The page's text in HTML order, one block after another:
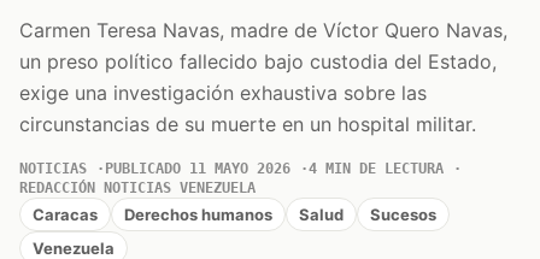
Carmen Teresa Navas, madre de Víctor Quero Navas,
un preso político fallecido bajo custodia del Estado,
exige una investigación exhaustiva sobre las
circunstancias de su muerte en un hospital militar.
NOTICIAS PUBLICADO 11 MAYO 2026
4 MIN DE LECTURA
REDACCIÓN NOTICIAS VENEZUELA
Caracas Derechos humanos Salud
Sucesos
Venezuela